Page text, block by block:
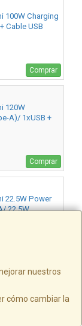
100W Charging
Cable USB
Comprar
120W
A)/ 1xUSB +
Comprar
22.5W Power
22.5W
2xUSB
nuestros
cómo cambiar la